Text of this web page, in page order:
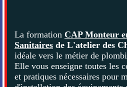
La formation CAP Monteur
Sanitairesde L'atelier des
idéale vers le métier de
Elle vous enseigne toutes les
et pratiques nécessaires pour